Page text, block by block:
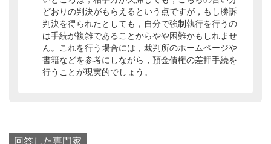
どおりの判決がもらえるという点ですが，もし勝訴
判決を得られたとしても，自分で強制執行を行うの
は手続が複雑であることからやや困難かもしれませ
ん。これを行う場合には，裁判所のホームページや
書籍などを参考にしながら，預金債権の差押手続を
行うことが現実的でしょう。
回答した専門家